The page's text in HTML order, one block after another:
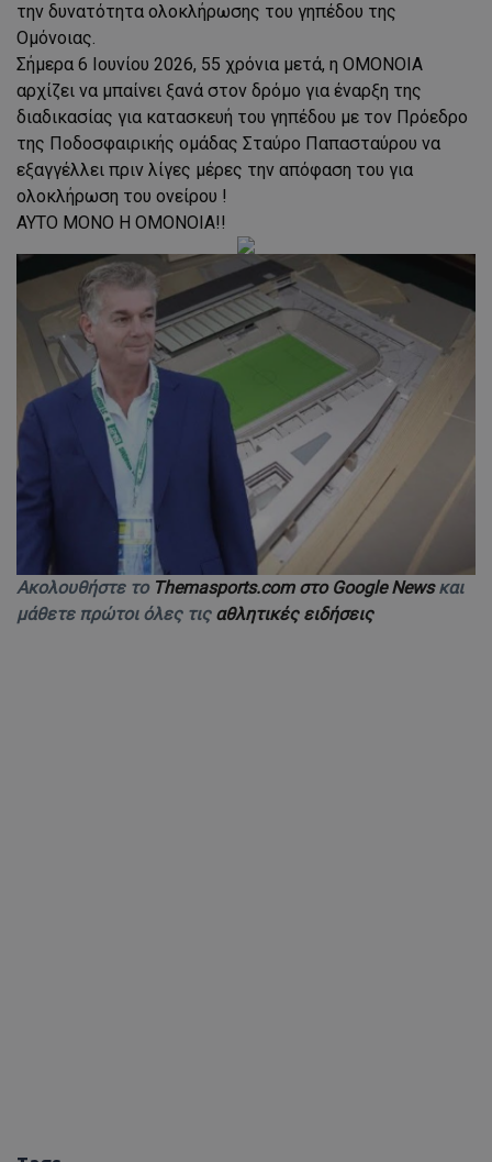
την δυνατότητα ολοκλήρωσης του γηπέδου της
Ομόνοιας.
Σήμερα 6 Ιουνίου 2026, 55 χρόνια μετά, η ΟΜΟΝΟΙΑ
αρχίζει να μπαίνει ξανά στον δρόμο για έναρξη της
διαδικασίας για κατασκευή του γηπέδου με τον Πρόεδρο
της Ποδοσφαιρικής ομάδας Σταύρο Παπασταύρου να
εξαγγέλλει πριν λίγες μέρες την απόφαση του για
ολοκλήρωση του ονείρου !
ΑΥΤΟ ΜΟΝΟ Η ΟΜΟΝΟΙΑ!!
Ακολουθήστε το Themasports.com στο Google Newsκαι
μάθετε πρώτοι όλες τις αθλητικές ειδήσεις